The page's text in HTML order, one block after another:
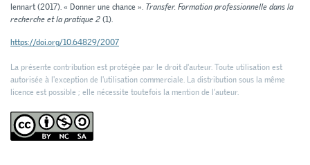
lennart (2017). « Donner une chance ». Transfer. Formation professionnelle dans la
recherche et la pratique 2(1).
https://doi.org/10.64829/2007
La présente contribution est protégée par le droit d'auteur. Toute utilisation est
autorisée à l'exception de l'utilisation commerciale. La distribution sous la même
licence est possible ; elle nécessite toutefois la mention de l’auteur.